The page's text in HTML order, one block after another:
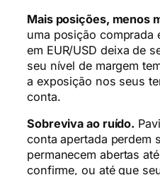
Mais posições, menos
uma posição comprada
em EUR/USD deixa de
seu nível de margem
a exposição nos seus
conta.
Sobreviva ao ruído.
conta apertada perdem
permanecem abertas
confirme, ou até que